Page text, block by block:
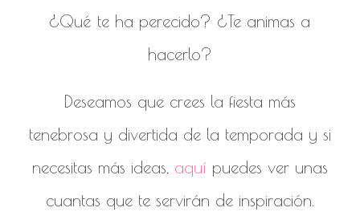
¿Qué te ha perecido? ¿Te animas a
hacerlo?
Deseamos que crees la fiesta más
tenebrosa y divertida de la temporada y si
necesitas más ideas, aquí puedes ver unas
cuantas que te servirán de inspiración.